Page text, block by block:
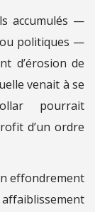
accumulés —
ou politiques —
d’érosion de
venait à se
pourrait
d’un ordre
effondrement